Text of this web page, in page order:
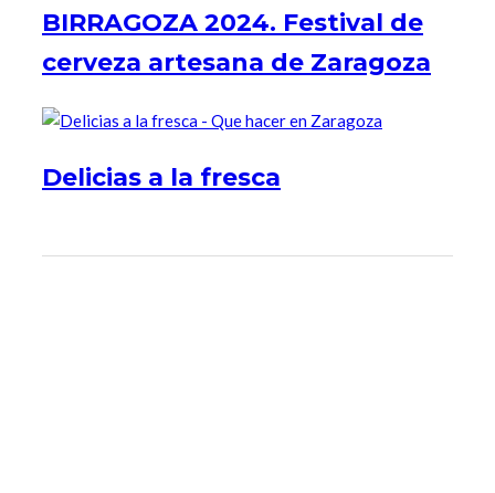
BIRRAGOZA 2024. Festival de
cerveza artesana de Zaragoza
Delicias a la fresca